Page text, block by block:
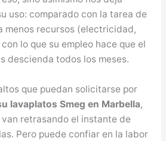
uso: comparado con la tarea de
menos recursos (electricidad,
lo que su empleo hace que el
descienda todos los meses.
que puedan solicitarse por
lavaplatos Smeg en Marbella,
retrasando el instante de
Pero puede confiar en la labor